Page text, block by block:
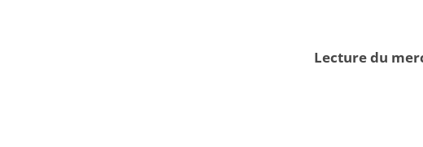
Lecture du